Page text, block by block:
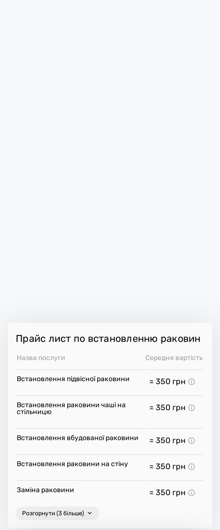
Прайс лист по встановленню раковин
Назва послуги Середня вартість
Встановлення підвісної раковини ≈ 350 грн
Встановлення раковини чаші на
стільницю
≈ 350 грн
Встановлення вбудованої раковини ≈ 350 грн
Встановлення раковини на стіну ≈ 350 грн
Заміна раковини ≈ 350 грн
Розгорнути (3 більше)